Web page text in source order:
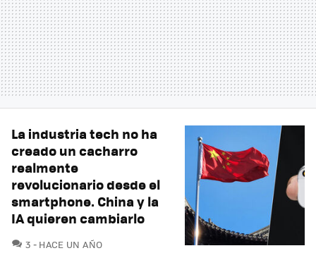
La industria tech no ha
creado un cacharro
realmente
revolucionario desde el
smartphone. China y la
IA quieren cambiarlo
3 COMENTARIOS
HACE UN AÑO